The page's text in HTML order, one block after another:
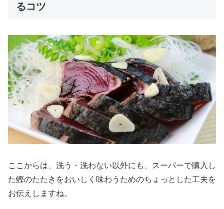
るコツ
ここからは、洗う・洗わない以外にも、スーパーで購入し
た鰹のたたきをおいしく味わうためのちょっとした工夫を
お伝えしますね。